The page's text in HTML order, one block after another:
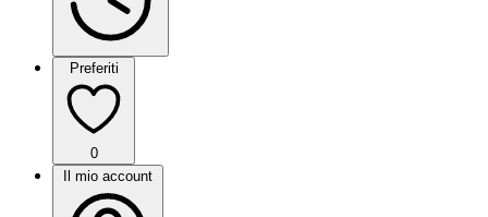
Preferiti
0
Il mio account